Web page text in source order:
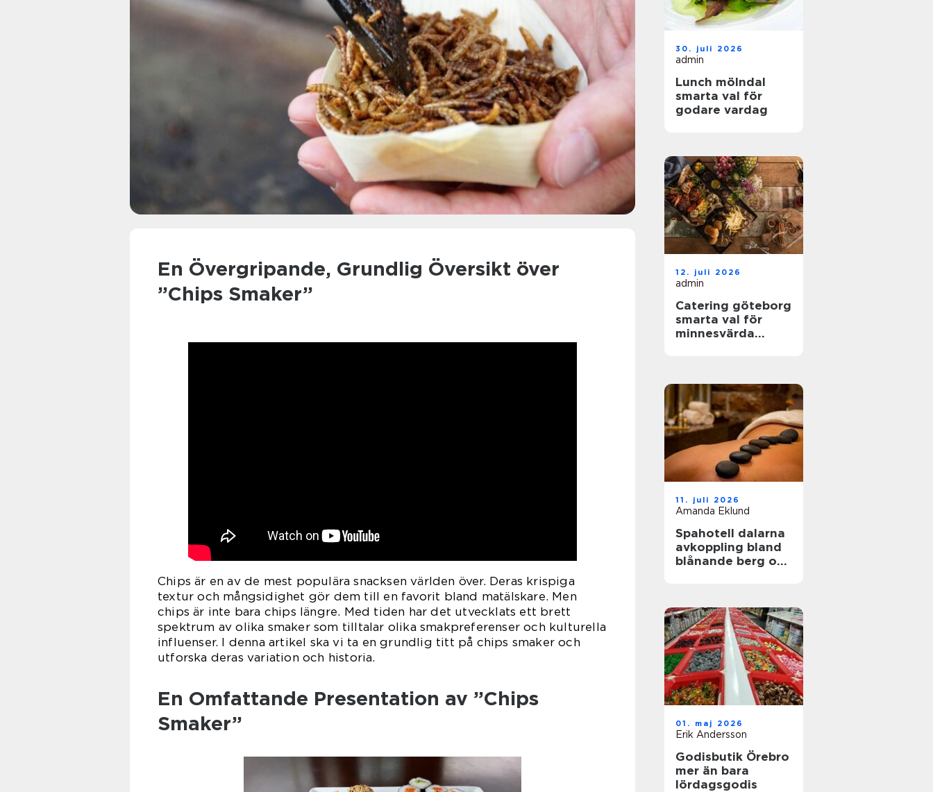
En Övergripande, Grundlig Översikt över
”Chips Smaker”
Chips är en av de mest populära snacksen världen över. Deras krispiga
textur och mångsidighet gör dem till en favorit bland matälskare. Men
chips är inte bara chips längre. Med tiden har det utvecklats ett brett
spektrum av olika smaker som tilltalar olika smakpreferenser och kulturella
influenser. I denna artikel ska vi ta en grundlig titt på chips smaker och
utforska deras variation och historia.
En Omfattande Presentation av ”Chips
Smaker”
30. juli 2026
admin
Lunch mölndal
smarta val för
godare vardag
12. juli 2026
admin
Catering göteborg
smarta val för
minnesvärda
11. juli 2026
Amanda Eklund
Spahotell dalarna
avkoppling bland
blånande berg och
01. maj 2026
Erik Andersson
Godisbutik Örebro
mer än bara
lördagsgodis